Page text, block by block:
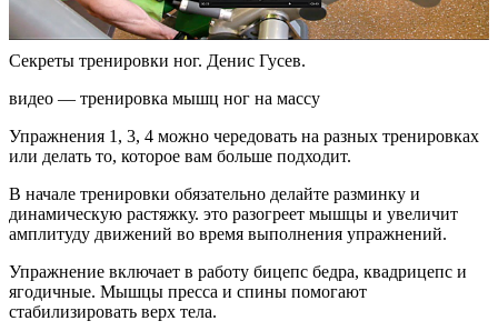
Секреты тренировки ног. Денис Гусев.
видео — тренировка мышц ног на массу
Упражнения 1, 3, 4 можно чередовать на разных тренировках
или делать то, которое вам больше подходит.
В начале тренировки обязательно делайте разминку и
динамическую растяжку. это разогреет мышцы и увеличит
амплитуду движений во время выполнения упражнений.
Упражнение включает в работу бицепс бедра, квадрицепс и
ягодичные. Мышцы пресса и спины помогают
стабилизировать верх тела.